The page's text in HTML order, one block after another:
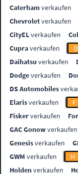
Caterhamverkaufen
Chevroletverkaufen
CityELverkaufen
Cupraverkaufen D
Daihatsu verkaufen
Dodgeverkaufen
DS Automobiles
Elarisverkaufen F
Fiskerverkaufen
GAC Gonowverkaufen
Genesisverkaufen
GWM verkaufen H
Holdenverkaufen